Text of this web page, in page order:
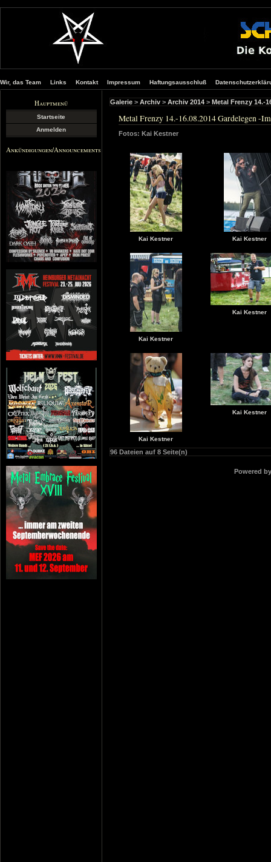
Wir, das Team Links Kontakt Impressum Haftungsausschluß
Hauptmenü
Startseite
Anmelden
Ankündigungen/Announcements
Galerie > Archiv > Archiv 2014 > Metal Frenzy 14.-
Metal Frenzy 14.-16.08.2014 Gardelegen -
Fotos: Kai Kestner
Kai Kestner Kai Kestner
Kai Kestner
Kai Kestner
Kai Kestner
Kai Kestner
96 Dateien auf 8 Seite(n)
Powered